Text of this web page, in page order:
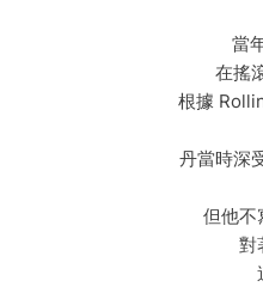
當
在搖
根據
丹當時深
但他不
對